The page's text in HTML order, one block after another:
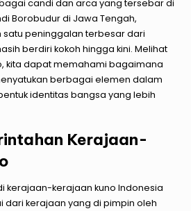
candi dan arca yang tersebar di
Borobudur di Jawa Tengah,
satu peninggalan terbesar dari
berdiri kokoh hingga kini. Melihat
kita dapat memahami bagaimana
berbagai elemen dalam
identitas bangsa yang lebih
Kerajaan-
kerajaan-kerajaan kuno Indonesia
dari kerajaan yang di pimpin oleh